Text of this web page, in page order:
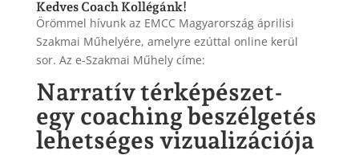
Kedves Coach Kollégánk!
Örömmel hívunk az EMCC Magyarország áprilisi
Szakmai Műhelyére, amelyre ezúttal online kerül
sor. Az e-Szakmai Műhely címe:
Narratív térképészet-
egy coaching beszélgetés
lehetséges vizualizációja